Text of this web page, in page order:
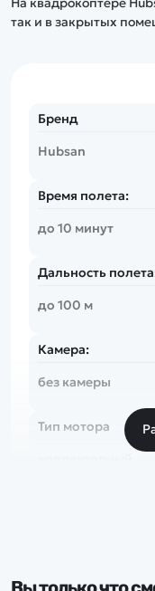
так и в закрытых
Бренд
Hubsan
Время полета:
до 10 минут
Дальность
до 100 м
Камера:
без камеры
Тип мотора